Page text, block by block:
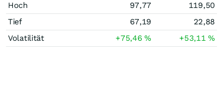
Hoch
97,77
119,50
Tief
67,19
22,88
Volatilität
+75,46% +53,11%